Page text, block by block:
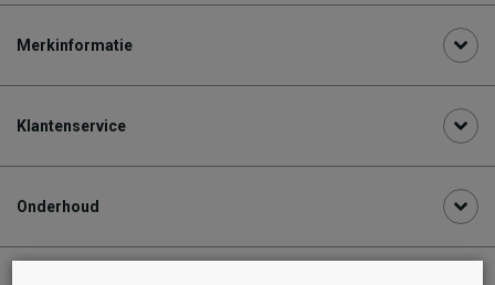
Merkinformatie
Klantenservice
Onderhoud